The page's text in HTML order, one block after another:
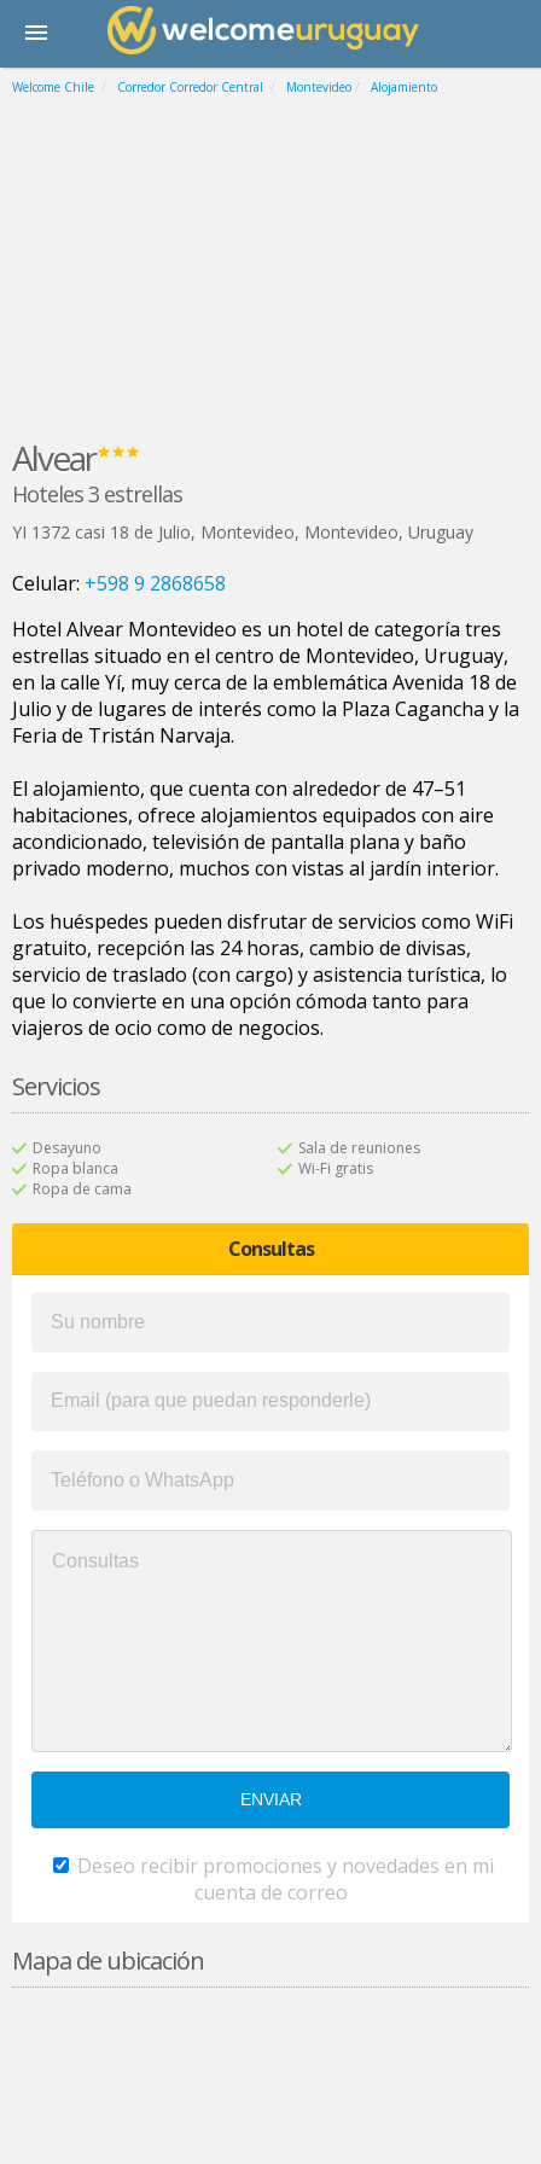
Welcome Chile Corredor Corredor Central Montevideo Alojamiento
Alvear
Hoteles 3 estrellas
YI 1372 casi 18 de Julio, Montevideo, Montevideo, Uruguay
Celular: +598 9 2868658
Hotel Alvear Montevideo es un hotel de categoría tres
estrellas situado en el centro de Montevideo, Uruguay,
en la calle Yí, muy cerca de la emblemática Avenida 18 de
Julio y de lugares de interés como la Plaza Cagancha y la
Feria de Tristán Narvaja.
El alojamiento, que cuenta con alrededor de 47–51
habitaciones, ofrece alojamientos equipados con aire
acondicionado, televisión de pantalla plana y baño
privado moderno, muchos con vistas al jardín interior.
Los huéspedes pueden disfrutar de servicios como WiFi
gratuito, recepción las 24 horas, cambio de divisas,
servicio de traslado (con cargo) y asistencia turística, lo
que lo convierte en una opción cómoda tanto para
viajeros de ocio como de negocios.
Servicios
Desayuno
Ropa blanca
Ropa de cama
Sala de reuniones
Wi-Fi gratis
Consultas
Deseo recibir promociones y novedades en mi
cuenta de correo
Mapa de ubicación